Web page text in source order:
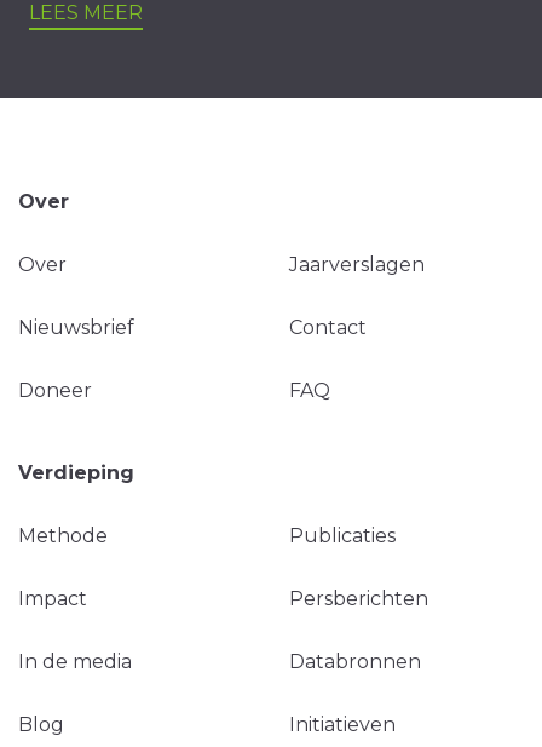
LEES MEER
Over
Over Jaarverslagen
Nieuwsbrief Contact
Doneer FAQ
Verdieping
Methode Publicaties
Impact Persberichten
In de media Databronnen
Blog Initiatieven